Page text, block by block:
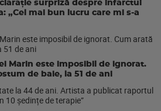
surpriză despre infarctul
„Cel mai bun lucru care mi s-a
Marin este imposibil de ignorat.
de baie, la 51 de ani